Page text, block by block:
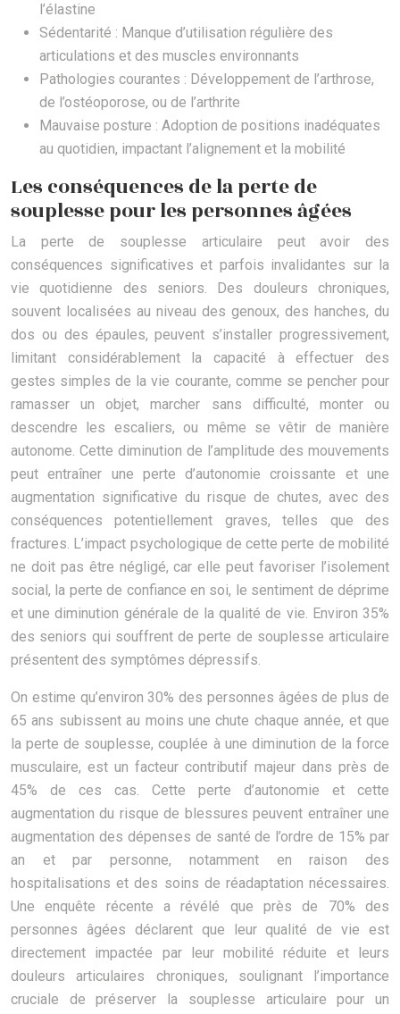
l’élastine
Sédentarité : Manque d’utilisation régulière des
articulations et des muscles environnants
Pathologies courantes : Développement de l’arthrose,
de l’ostéoporose, ou de l’arthrite
Mauvaise posture : Adoption de positions inadéquates
au quotidien, impactant l’alignement et la mobilité
Les conséquences de la perte de
souplesse pour les personnes âgées
La perte de souplesse articulaire peut avoir des
conséquences significatives et parfois invalidantes sur la
vie quotidienne des seniors. Des douleurs chroniques,
souvent localisées au niveau des genoux, des hanches, du
dos ou des épaules, peuvent s’installer progressivement,
limitant considérablement la capacité à effectuer des
gestes simples de la vie courante, comme se pencher pour
ramasser un objet, marcher sans difficulté, monter ou
descendre les escaliers, ou même se vêtir de manière
autonome. Cette diminution de l’amplitude des mouvements
peut entraîner une perte d’autonomie croissante et une
augmentation significative du risque de chutes, avec des
conséquences potentiellement graves, telles que des
fractures. L’impact psychologique de cette perte de mobilité
ne doit pas être négligé, car elle peut favoriser l’isolement
social, la perte de confiance en soi, le sentiment de déprime
et une diminution générale de la qualité de vie. Environ 35%
des seniors qui souffrent de perte de souplesse articulaire
présentent des symptômes dépressifs.
On estime qu’environ 30% des personnes âgées de plus de
65 ans subissent au moins une chute chaque année, et que
la perte de souplesse, couplée à une diminution de la force
musculaire, est un facteur contributif majeur dans près de
45% de ces cas. Cette perte d’autonomie et cette
augmentation du risque de blessures peuvent entraîner une
augmentation des dépenses de santé de l’ordre de 15% par
an et par personne, notamment en raison des
hospitalisations et des soins de réadaptation nécessaires.
Une enquête récente a révélé que près de 70% des
personnes âgées déclarent que leur qualité de vie est
directement impactée par leur mobilité réduite et leurs
douleurs articulaires chroniques, soulignant l’importance
cruciale de préserver la souplesse articulaire pour un